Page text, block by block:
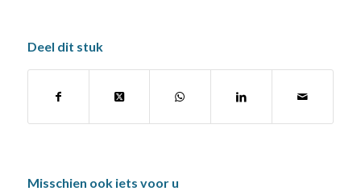
Deel dit stuk
Misschien ook iets voor u